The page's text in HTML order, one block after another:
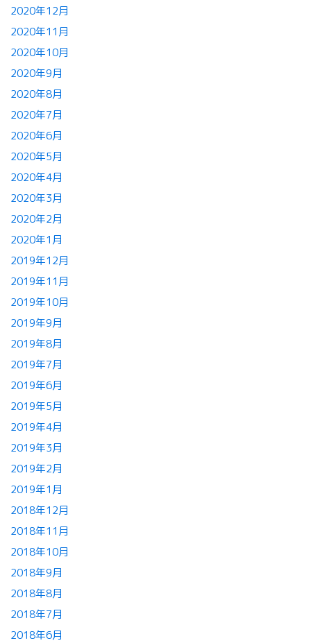
2020年12月
2020年11月
2020年10月
2020年9月
2020年8月
2020年7月
2020年6月
2020年5月
2020年4月
2020年3月
2020年2月
2020年1月
2019年12月
2019年11月
2019年10月
2019年9月
2019年8月
2019年7月
2019年6月
2019年5月
2019年4月
2019年3月
2019年2月
2019年1月
2018年12月
2018年11月
2018年10月
2018年9月
2018年8月
2018年7月
2018年6月